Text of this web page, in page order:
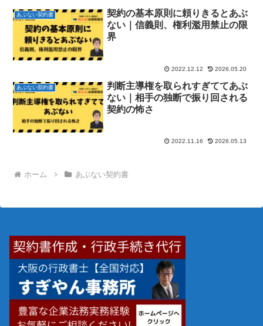
あぶない契約書
契約の基本原則に頼りきるとあぶ
ない｜信義則、権利濫用禁止の限
界
2022.12.12 2026.05.20
あぶない契約書
判断主導権を取られすぎててあぶ
ない｜相手の独断で振り回される
契約の怖さ
2022.11.16 2026.05.13
ホーム あぶない契約書